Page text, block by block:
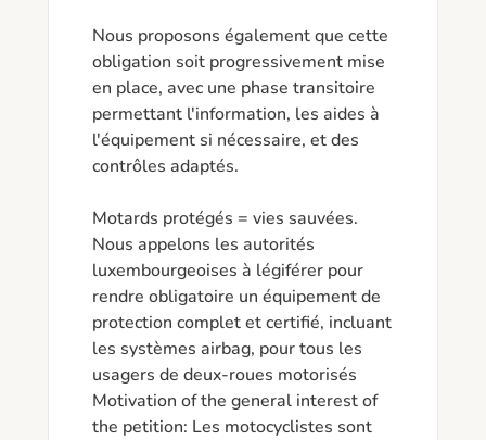
Nous proposons également que cette
obligation soit progressivement mise
en place, avec une phase transitoire
permettant l'information, les aides à
l'équipement si nécessaire, et des
contrôles adaptés.
Motards protégés = vies sauvées.
Nous appelons les autorités
luxembourgeoises à légiférer pour
rendre obligatoire un équipement de
protection complet et certifié, incluant
les systèmes airbag, pour tous les
usagers de deux-roues motorisés
Motivation of the general interest of
the petition: Les motocyclistes sont